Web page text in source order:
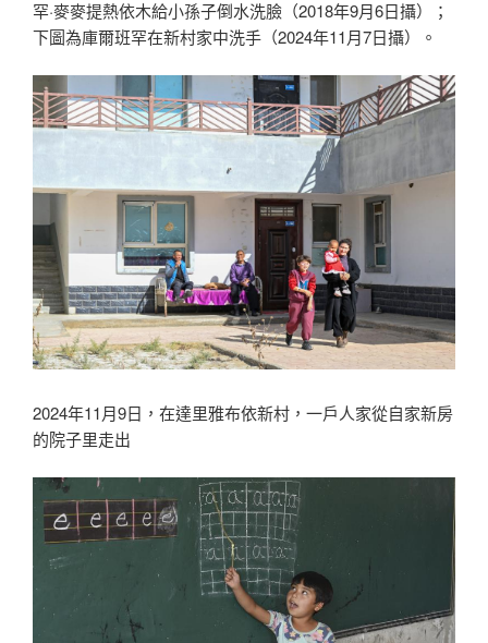
罕·麥麥提熱依木給小孫子倒水洗臉（2018年9月6日攝）；
下圖為庫爾班罕在新村家中洗手（2024年11月7日攝）。
2024年11月9日，在達里雅布依新村，一戶人家從自家新房
的院子里走出